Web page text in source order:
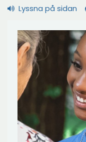
Lyssna på sidan